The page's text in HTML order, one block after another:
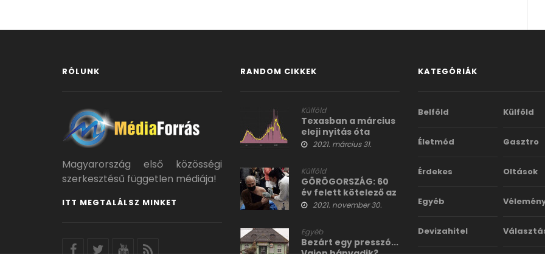
RÓLUNK
Magyarország első közösségi
szerkesztésű független médiája!
ITT MEGTALÁLSZ MINKET
RANDOM CIKKEK
Külföld
Texasban a március
eleji nyitás óta
folyamatosan
2021. március 31.
Külföld
GÖRÖGORSZÁG: 60
év felett kötelező az
oltás2021. november 30.
Egyéb
Bezárt egy presszó...
Vajon hányadik?
KATEGÓRIÁK
Belföld Külföld
Életmód Gasztro
Érdekes Oltások
Egyéb
Devizahitel